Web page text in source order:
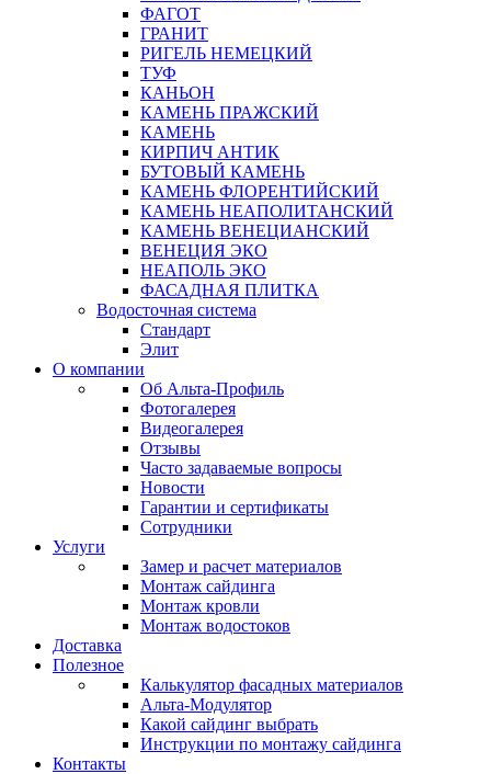
ФАГОТ
ГРАНИТ
РИГЕЛЬ НЕМЕЦКИЙ
ТУФ
КАНЬОН
КАМЕНЬ ПРАЖСКИЙ
КАМЕНЬ
КИРПИЧ АНТИК
БУТОВЫЙ КАМЕНЬ
КАМЕНЬ ФЛОРЕНТИЙСКИЙ
КАМЕНЬ НЕАПОЛИТАНСКИЙ
КАМЕНЬ ВЕНЕЦИАНСКИЙ
ВЕНЕЦИЯ ЭКО
НЕАПОЛЬ ЭКО
ФАСАДНАЯ ПЛИТКА
Водосточная система
Стандарт
Элит
О компании
Об Альта-Профиль
Фотогалерея
Видеогалерея
Отзывы
Часто задаваемые вопросы
Новости
Гарантии и сертификаты
Сотрудники
Услуги
Замер и расчет материалов
Монтаж сайдинга
Монтаж кровли
Монтаж водостоков
Доставка
Полезное
Калькулятор фасадных материалов
Альта-Модулятор
Какой сайдинг выбрать
Инструкции по монтажу сайдинга
Контакты